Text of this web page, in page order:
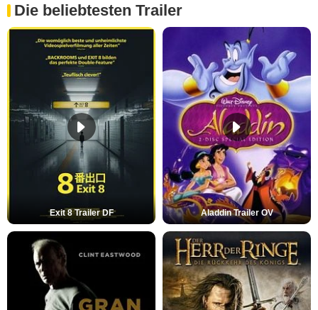
Die beliebtesten Trailer
Exit 8 Trailer DF Aladdin Trailer OV